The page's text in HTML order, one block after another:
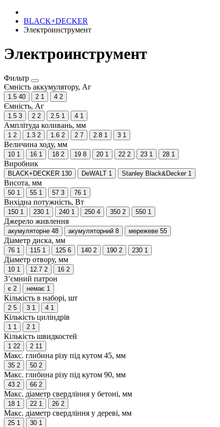
BLACK+DECKER
Электроинструмент
Электроинструмент
Фильтр
Ємність аккумулятору, Аг
1.5 40 2 1 4 2
Ємність, Аг
1.5 3 2 2 2.5 1 4 1
Амплітуда коливань, мм
1 2 1.3 2 1.6 2 2 7 2.8 1 3 1
Величина ходу, мм
10 1 16 1 18 2 19 8 20 1 22 2 23 1 28 1
Виробник
BLACK+DECKER 130 DeWALT 1 Stanley Black&Decker 1
Висота, мм
50 1 55 1 57 3 76 1
Вихідна потужність, Вт
150 1 230 1 240 1 250 4 350 2 550 1
Джерело живлення
акумуляторне 48 акумуляторний 8 мережеве 55
Діаметр диска, мм
76 1 115 1 125 6 140 2 190 2 230 1
Діаметр отвору, мм
10 1 12.7 2 16 2
З’ємний патрон
є 2 немає 1
Кількість в наборі, шт
2 5 3 1 4 1
Кількість циліндрів
1 1 2 1
Кількість швидкостей
1 22 2 11
Макс. глибина різу під кутом 45, мм
35 2 50 2
Макс. глибина різу під кутом 90, мм
43 2 66 2
Макс. діаметр свердління у бетоні, мм
18 1 22 1 26 2
Макс. діаметр свердління у дереві, мм
25 1 30 1